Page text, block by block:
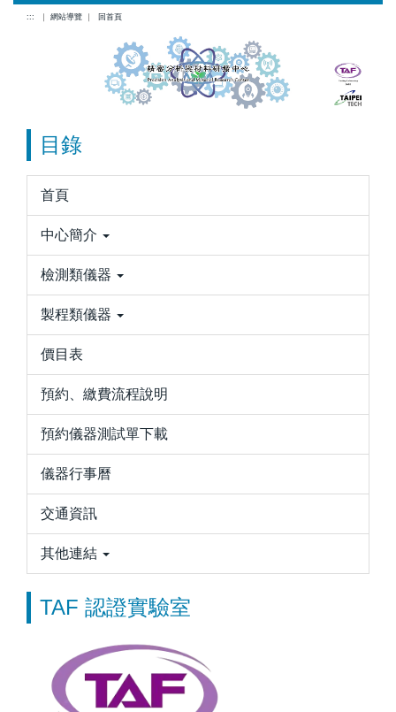
::: ｜ 網站導覽 ｜ 回首頁
目錄
首頁
中心簡介
檢測類儀器
製程類儀器
價目表
預約、繳費流程說明
預約儀器測試單下載
儀器行事曆
交通資訊
其他連結
TAF 認證實驗室